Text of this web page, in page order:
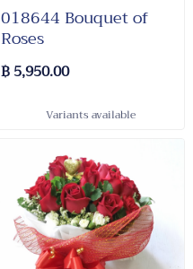
018644 Bouquet of
Roses
฿ 5,950.00
Variants available